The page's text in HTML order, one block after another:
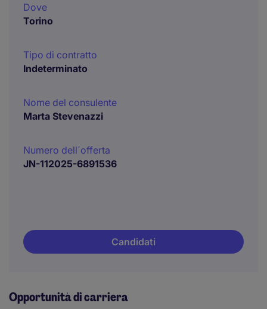
Dove
Torino
Tipo di contratto
Indeterminato
Nome del consulente
Marta Stevenazzi
Numero dell´offerta
JN-112025-6891536
Candidati
Opportunità di carriera